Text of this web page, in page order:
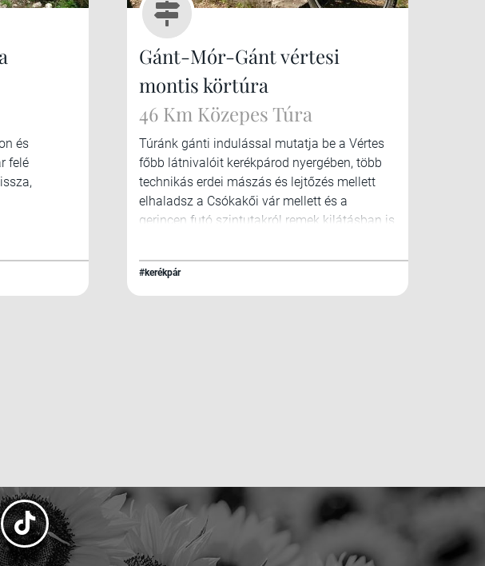
és
felé
Gánt-Mór-Gánt vértesi
montis körtúra
46 Km Közepes Túra
Túránk gánti indulással mutatja be a Vértes
főbb látnivalóit kerékpárod nyergében, több
technikás erdei mászás és lejtőzés mellett
elhaladsz a Csókakői vár mellett és a
gerincen futó szintutakról remek kilátásban is
#kerékpár